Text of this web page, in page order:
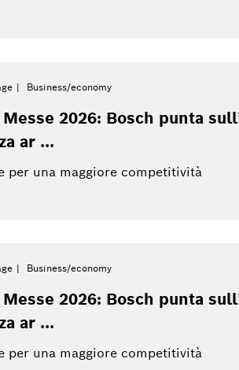
Business/economy
2026: Bosch punta
ar ...
per una maggiore competitività
Business/economy
2026: Bosch punta
ar ...
per una maggiore competitività